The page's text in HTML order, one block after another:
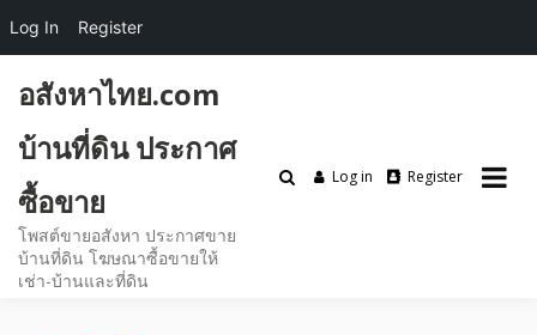
content
อสังหาไทย.com
บ้านที่ดิน ประกาศ
ซื้อขาย
โพสต์ขายอสังหา ประกาศขาย
บ้านที่ดิน โฆษณาซื้อขายให้
เช่า-บ้านและที่ดิน
Log in Register
Log In Register